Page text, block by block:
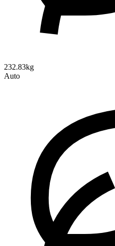
232.83kg
Auto